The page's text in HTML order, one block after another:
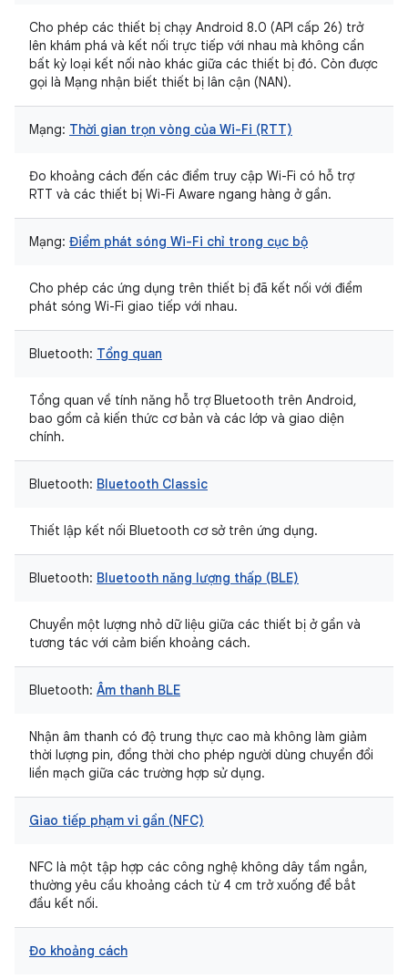
Cho phép các thiết bị chạy Android 8.0 (API cấp 26) trở
lên khám phá và kết nối trực tiếp với nhau mà không cần
bất kỳ loại kết nối nào khác giữa các thiết bị đó. Còn được
gọi là Mạng nhận biết thiết bị lân cận (NAN).
Mạng: Thời gian trọn vòng của Wi-Fi (RTT)
Đo khoảng cách đến các điểm truy cập Wi-Fi có hỗ trợ
RTT và các thiết bị Wi-Fi Aware ngang hàng ở gần.
Mạng: Điểm phát sóng Wi-Fi chỉ trong cục bộ
Cho phép các ứng dụng trên thiết bị đã kết nối với điểm
phát sóng Wi-Fi giao tiếp với nhau.
Bluetooth: Tổng quan
Tổng quan về tính năng hỗ trợ Bluetooth trên Android,
bao gồm cả kiến thức cơ bản và các lớp và giao diện
chính.
Bluetooth: Bluetooth Classic
Thiết lập kết nối Bluetooth cơ sở trên ứng dụng.
Bluetooth: Bluetooth năng lượng thấp (BLE)
Chuyển một lượng nhỏ dữ liệu giữa các thiết bị ở gần và
tương tác với cảm biến khoảng cách.
Bluetooth: Âm thanh BLE
Nhận âm thanh có độ trung thực cao mà không làm giảm
thời lượng pin, đồng thời cho phép người dùng chuyển đổi
liền mạch giữa các trường hợp sử dụng.
Giao tiếp phạm vi gần (NFC)
NFC là một tập hợp các công nghệ không dây tầm ngắn,
thường yêu cầu khoảng cách từ 4 cm trở xuống để bắt
đầu kết nối.
Đo khoảng cách